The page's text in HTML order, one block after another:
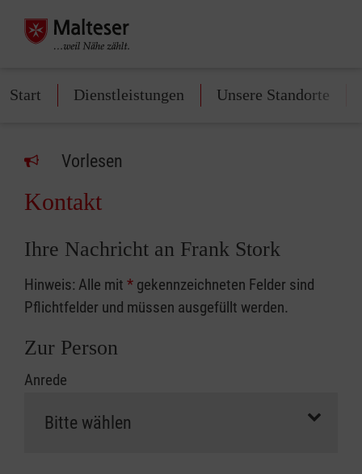
Start Dienstleistungen Unsere Standorte
Vorlesen
Kontakt
Ihre Nachricht an Frank Stork
Hinweis: Alle mit * gekennzeichneten Felder sind
Pflichtfelder und müssen ausgefüllt werden.
Zur Person
Anrede